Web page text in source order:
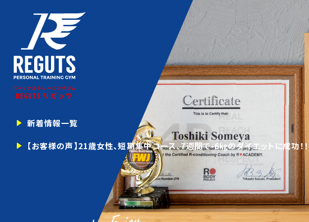
新着情報一覧
【お客様の声】21歳女性、短期集中コース、7週間で-6㎏のダイエットに成功！！